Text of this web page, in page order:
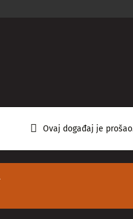
Ovaj događaj je